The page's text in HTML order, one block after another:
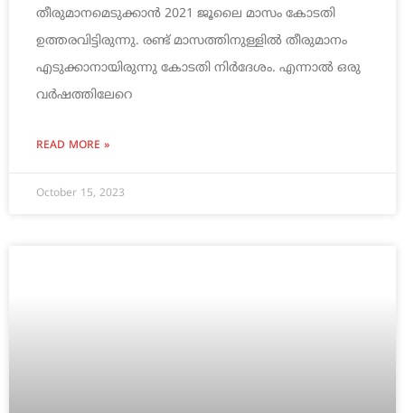
തീരുമാനമെടുക്കാന്‍ 2021 ജൂലൈ മാസം കോടതി
ഉത്തരവിട്ടിരുന്നു. രണ്ട് മാസത്തിനുള്ളില്‍ തീരുമാനം
എടുക്കാനായിരുന്നു കോടതി നിര്‍ദേശം. എന്നാല്‍ ഒരു
വര്‍ഷത്തിലേറെ
READ MORE »
October 15, 2023